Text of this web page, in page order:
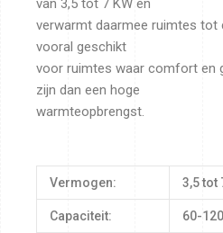
van 3,5 tot 7 KW en
verwarmt daarmee ruimtes tot
vooral geschikt
voor ruimtes waar comfort en
zijn dan een hoge
warmteopbrengst.
Vermogen: 3,5 tot
Capaciteit: 60-